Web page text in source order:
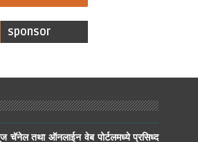
sponsor
चॅनेल तथा ऑनलाईन वेब पोर्टलमध्ये प्रसिध्द